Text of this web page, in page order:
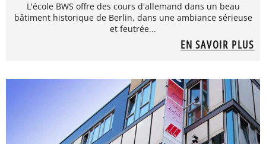
L'école BWS offre des cours d'allemand dans un beau
bâtiment historique de Berlin, dans une ambiance sérieuse
et feutrée...
EN SAVOIR PLUS